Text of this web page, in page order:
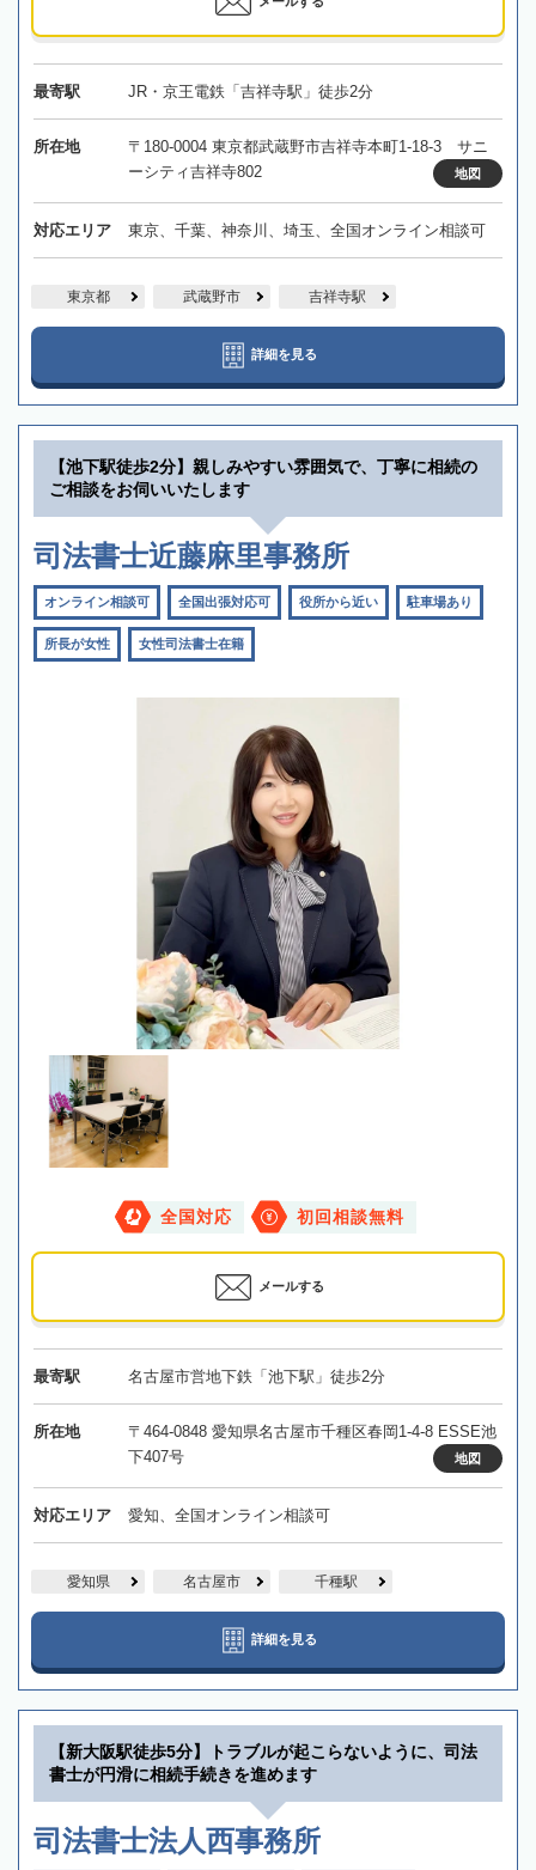
最寄駅 JR・京王電鉄「吉祥寺駅」徒歩2分
所在地
〒180-0004 東京都武蔵野市吉祥寺本町1-18-3 サニ
ーシティ吉祥寺802
地図
対応エリア 東京、千葉、神奈川、埼玉、全国オンライン相談可
東京都 武蔵野市 吉祥寺駅
詳細を見る
【池下駅徒歩2分】親しみやすい雰囲気で、丁寧に相続の
ご相談をお伺いいたします
司法書士近藤麻里事務所
オンライン相談可 全国出張対応可 役所から近い 駐車場あり
所長が女性 女性司法書士在籍
全国対応 初回相談無料
メールする
最寄駅 名古屋市営地下鉄「池下駅」徒歩2分
所在地
〒464-0848 愛知県名古屋市千種区春岡1-4-8 ESSE池
下407号
地図
対応エリア 愛知、全国オンライン相談可
愛知県 名古屋市 千種駅
詳細を見る
【新大阪駅徒歩5分】トラブルが起こらないように、司法
書士が円滑に相続手続きを進めます
司法書士法人西事務所